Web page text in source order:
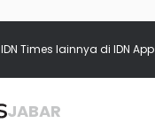
IDN Times lainnya di IDN App
JABAR